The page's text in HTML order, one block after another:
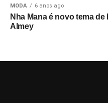
MODA 6 anos ago
Nha Mana é novo tema de
Almey